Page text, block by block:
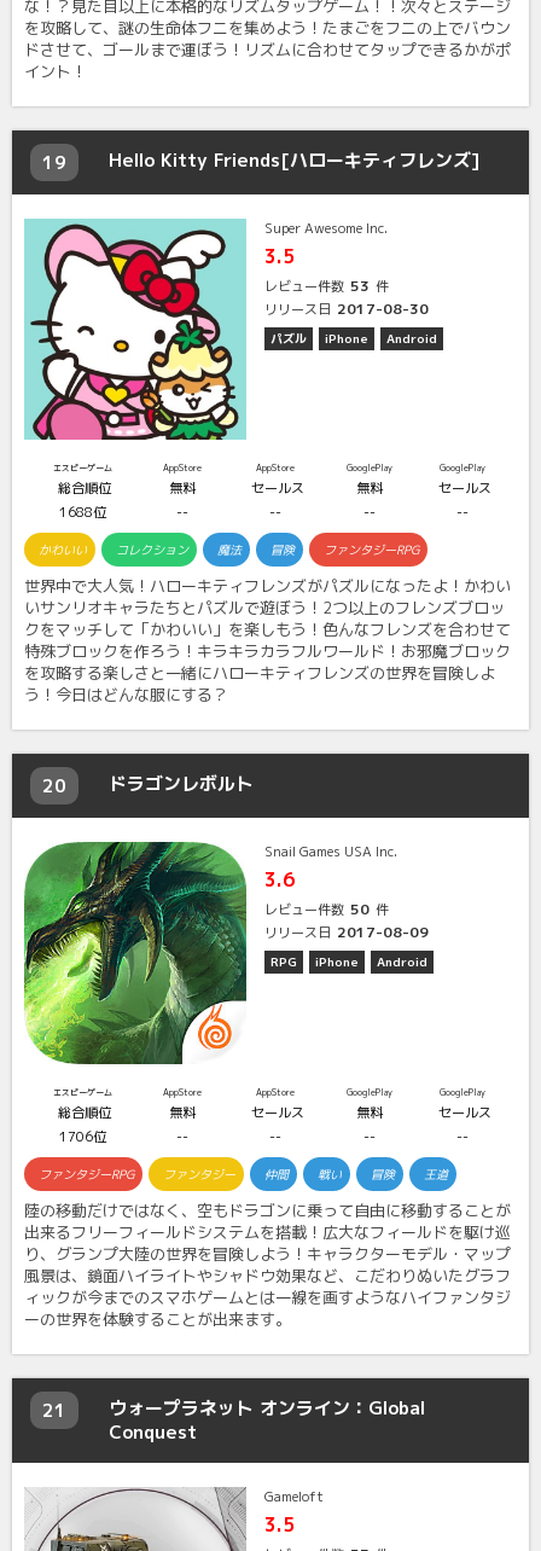
な！？見た目以上に本格的なリズムタップゲーム！！次々とステージ
を攻略して、謎の生命体フニを集めよう！たまごをフニの上でバウン
ドさせて、ゴールまで運ぼう！リズムに合わせてタップできるかがポ
イント！
19 Hello Kitty Friends[ハローキティフレンズ]
Super Awesome Inc.
3.5
レビュー件数 53 件
リリース日 2017-08-30
パズル iPhone Android
エスピーゲーム
総合順位
1688位
AppStore
無料
--
AppStore
セールス
--
GooglePlay
無料
--
GooglePlay
セールス
--
かわいい コレクション 魔法 冒険 ファンタジーRPG
世界中で大人気！ハローキティフレンズがパズルになったよ！かわい
いサンリオキャラたちとパズルで遊ぼう！2つ以上のフレンズブロッ
クをマッチして「かわいい」を楽しもう！色んなフレンズを合わせて
特殊ブロックを作ろう！キラキラカラフルワールド！お邪魔ブロック
を攻略する楽しさと一緒にハローキティフレンズの世界を冒険しよ
う！今日はどんな服にする？
20 ドラゴンレボルト
Snail Games USA Inc.
3.6
レビュー件数 50 件
リリース日 2017-08-09
RPG iPhone Android
エスピーゲーム
総合順位
1706位
AppStore
無料
--
AppStore
セールス
--
GooglePlay
無料
--
GooglePlay
セールス
--
ファンタジーRPG ファンタジー 仲間 戦い 冒険 王道
陸の移動だけではなく、空もドラゴンに乗って自由に移動することが
出来るフリーフィールドシステムを搭載！広大なフィールドを駆け巡
り、グランプ大陸の世界を冒険しよう！キャラクターモデル・マップ
風景は、鏡面ハイライトやシャドウ効果など、こだわりぬいたグラフ
ィックが今までのスマホゲームとは一線を画すようなハイファンタジ
ーの世界を体験することが出来ます。
21
ウォープラネット オンライン：Global
Conquest
Gameloft
3.5